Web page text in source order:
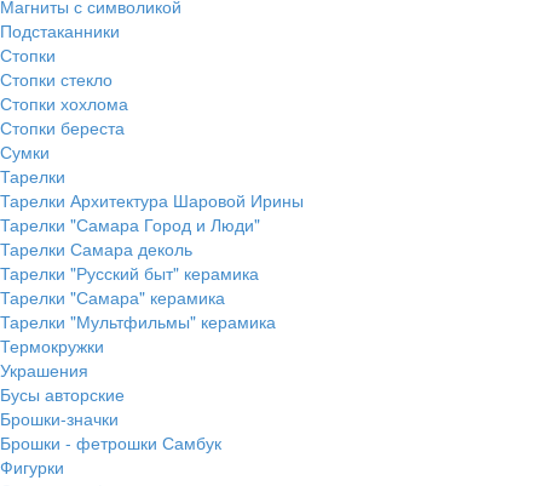
Магниты с символикой
Подстаканники
Стопки
Стопки стекло
Стопки хохлома
Стопки береста
Сумки
Тарелки
Тарелки Архитектура Шаровой Ирины
Тарелки "Самара Город и Люди"
Тарелки Самара деколь
Тарелки "Русский быт" керамика
Тарелки "Самара" керамика
Тарелки "Мультфильмы" керамика
Термокружки
Украшения
Бусы авторские
Брошки-значки
Брошки - фетрошки Самбук
Фигурки